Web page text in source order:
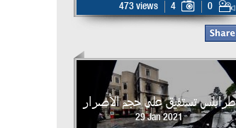
473 views 4 0
طرابلس تستفيق على حجم الأضرار
29 Jan 2021